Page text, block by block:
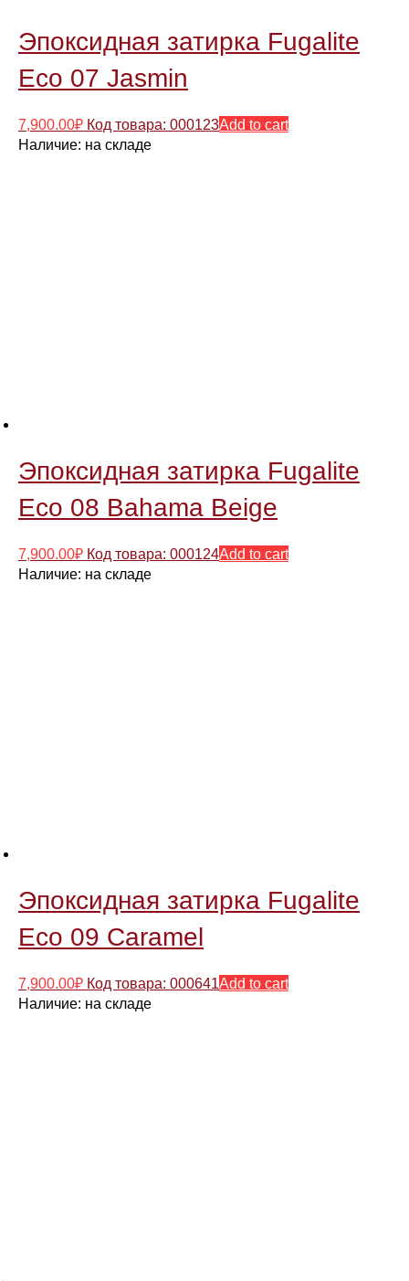
Эпоксидная затирка Fugalite
Eco 07 Jasmin
7,900.00₽ Код товара: 000123Add to cart
Наличие: на складе
Эпоксидная затирка Fugalite
Eco 08 Bahama Beige
7,900.00₽ Код товара: 000124Add to cart
Наличие: на складе
Эпоксидная затирка Fugalite
Eco 09 Caramel
7,900.00₽ Код товара: 000641Add to cart
Наличие: на складе